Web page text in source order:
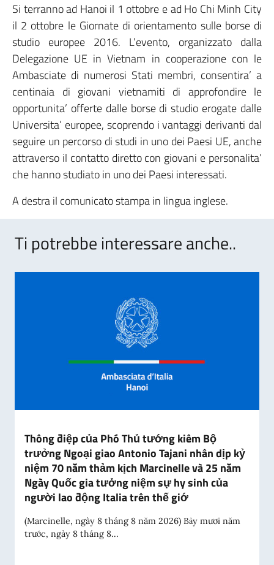
Si terranno ad Hanoi il 1 ottobre e ad Ho Chi Minh City
il 2 ottobre le Giornate di orientamento sulle borse di
studio europee 2016. L’evento, organizzato dalla
Delegazione UE in Vietnam in cooperazione con le
Ambasciate di numerosi Stati membri, consentira’ a
centinaia di giovani vietnamiti di approfondire le
opportunita’ offerte dalle borse di studio erogate dalle
Universita’ europee, scoprendo i vantaggi derivanti dal
seguire un percorso di studi in uno dei Paesi UE, anche
attraverso il contatto diretto con giovani e personalita’
che hanno studiato in uno dei Paesi interessati.
A destra il comunicato stampa in lingua inglese.
Ti potrebbe interessare anche..
Thông điệp của Phó Thủ tướng kiêm Bộ
trưởng Ngoại giao Antonio Tajani nhân dịp kỷ
niệm 70 năm thảm kịch Marcinelle và 25 năm
Ngày Quốc gia tưởng niệm sự hy sinh của
người lao động Italia trên thế giớ
(Marcinelle, ngày 8 tháng 8 năm 2026) Bảy mươi năm
trước, ngày 8 tháng 8...